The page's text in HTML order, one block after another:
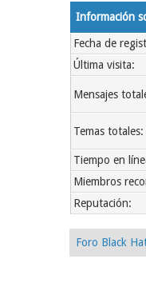
Información
Fecha de
Última visita:
Mensajes
Temas totales:
Tiempo en
Miembros
Reputación:
Foro Black